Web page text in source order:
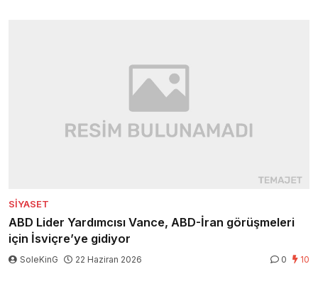
SIYASET
ABD Lider Yardımcısı Vance, ABD-İran görüşmeleri
için İsviçre’ye gidiyor
SoleKinG 22 Haziran 2026 0 10